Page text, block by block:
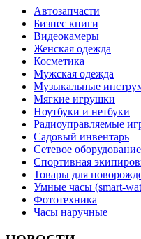
Автозапчасти
Бизнес книги
Видеокамеры
Женская одежда
Косметика
Мужская одежда
Музыкальные
Мягкие игрушки
Ноутбуки и нетбуки
Радиоуправляемые
Садовый инвентарь
Сетевое оборудование
Спортивная
Товары для
Умные часы (smart-
Фототехника
Часы наручные